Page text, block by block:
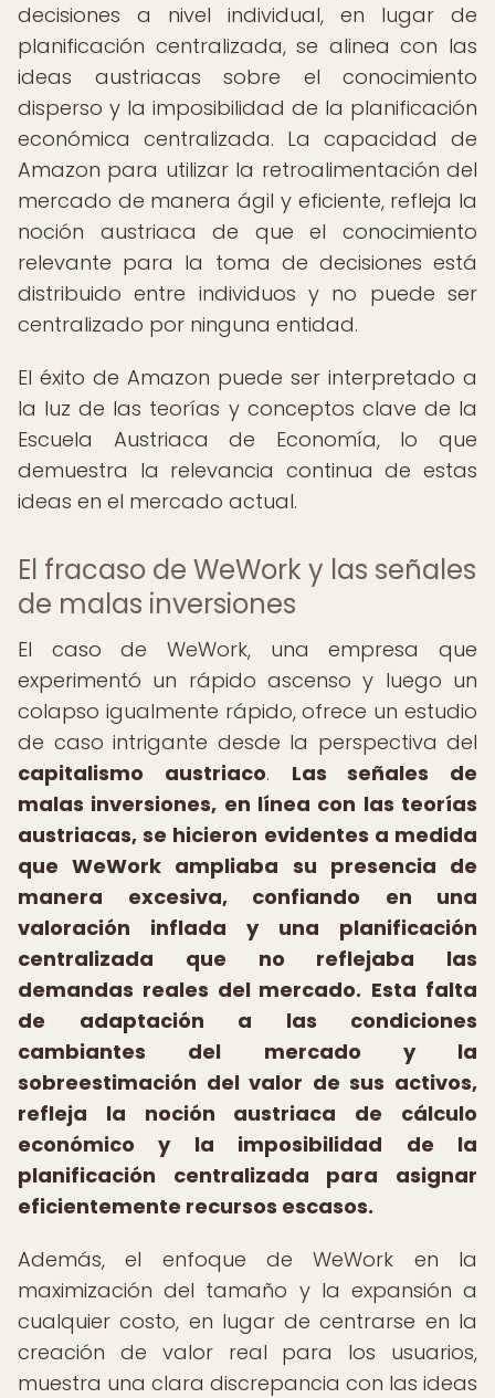
decisiones a nivel individual, en lugar de
planificación centralizada, se alinea con las
ideas austriacas sobre el conocimiento
disperso y la imposibilidad de la planificación
económica centralizada. La capacidad de
Amazon para utilizar la retroalimentación del
mercado de manera ágil y eficiente, refleja la
noción austriaca de que el conocimiento
relevante para la toma de decisiones está
distribuido entre individuos y no puede ser
centralizado por ninguna entidad.
El éxito de Amazon puede ser interpretado a
la luz de las teorías y conceptos clave de la
Escuela Austriaca de Economía, lo que
demuestra la relevancia continua de estas
ideas en el mercado actual.
El fracaso de WeWork y las señales
de malas inversiones
El caso de WeWork, una empresa que
experimentó un rápido ascenso y luego un
colapso igualmente rápido, ofrece un estudio
de caso intrigante desde la perspectiva del
capitalismo austriaco. Las señales de
malas inversiones, en línea con las teorías
austriacas, se hicieron evidentes a medida
que WeWork ampliaba su presencia de
manera excesiva, confiando en una
valoración inflada y una planificación
centralizada que no reflejaba las
demandas reales del mercado. Esta falta
de adaptación a las condiciones
cambiantes del mercado y la
sobreestimación del valor de sus activos,
refleja la noción austriaca de cálculo
económico y la imposibilidad de la
planificación centralizada para asignar
eficientemente recursos escasos.
Además, el enfoque de WeWork en la
maximización del tamaño y la expansión a
cualquier costo, en lugar de centrarse en la
creación de valor real para los usuarios,
muestra una clara discrepancia con las ideas